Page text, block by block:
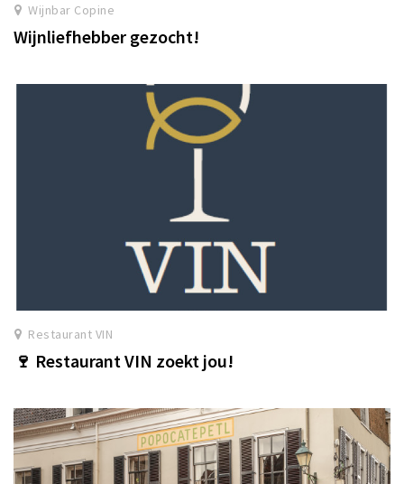
Wijnbar Copine
Wijnliefhebber gezocht!
Restaurant VIN
🍷 Restaurant VIN zoekt jou!